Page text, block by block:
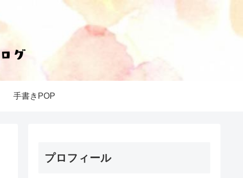
手書きPOP
プロフィール